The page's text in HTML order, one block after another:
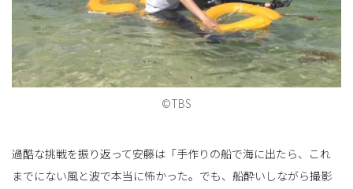
©TBS
過酷な挑戦を振り返って安藤は「手作りの船で海に出たら、これ
までにない風と波で本当に怖かった。でも、船酔いしながら撮影